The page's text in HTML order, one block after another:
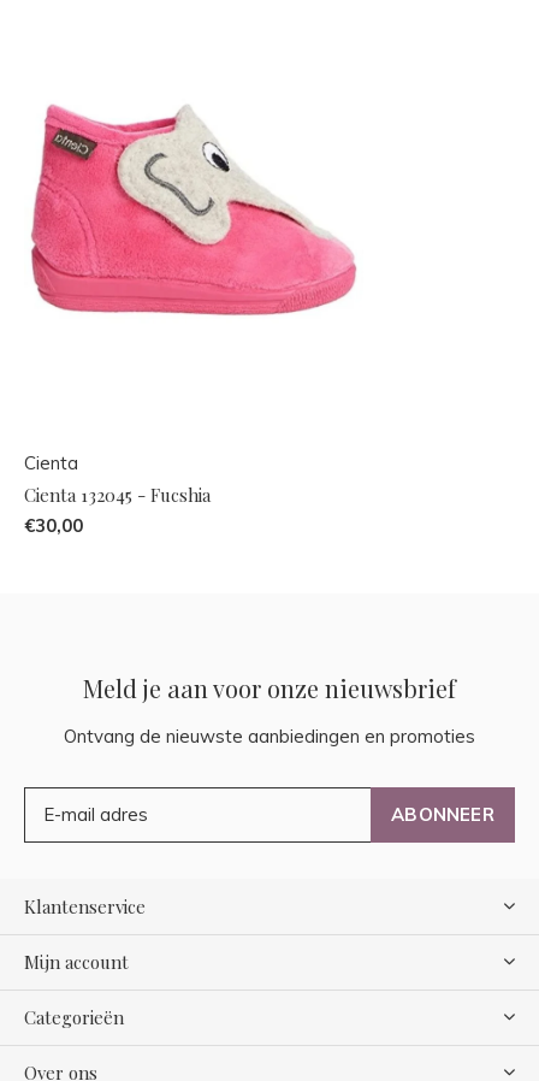
Cienta
Cienta 132045 - Fucshia
€30,00
Meld je aan voor onze nieuwsbrief
Ontvang de nieuwste aanbiedingen en promoties
ABONNEER
Klantenservice
Mijn account
Categorieën
Over ons